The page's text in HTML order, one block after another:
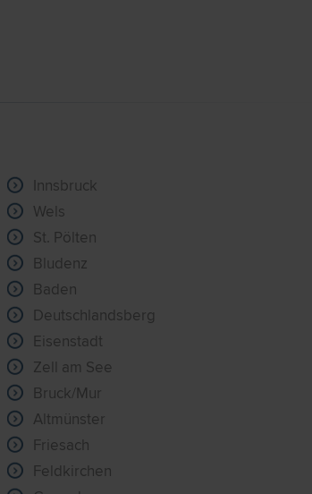
Innsbruck
Wels
St. Pölten
Bludenz
Baden
Deutschlandsberg
Eisenstadt
Zell am See
Bruck/Mur
Altmünster
Friesach
Feldkirchen